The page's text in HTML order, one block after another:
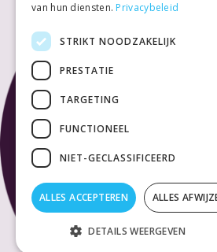
van hun diensten. Privacybeleid
STRIKT NOODZAKELIJK
PRESTATIE
TARGETING
FUNCTIONEEL
NIET-GECLASSIFICEERD
ALLES ACCEPTEREN ALLES
DETAILS WEERGEVEN